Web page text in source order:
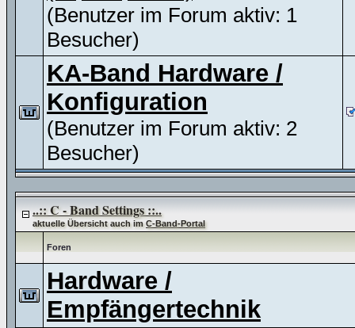
(Benutzer im Forum aktiv: 1
Besucher)
KA-Band Hardware /
Konfiguration
(Benutzer im Forum aktiv: 2
Besucher)
..:: C - Band Settings ::..
aktuelle Übersicht auch imC-Band-Portal
Foren
Hardware /
Empfängertechnik